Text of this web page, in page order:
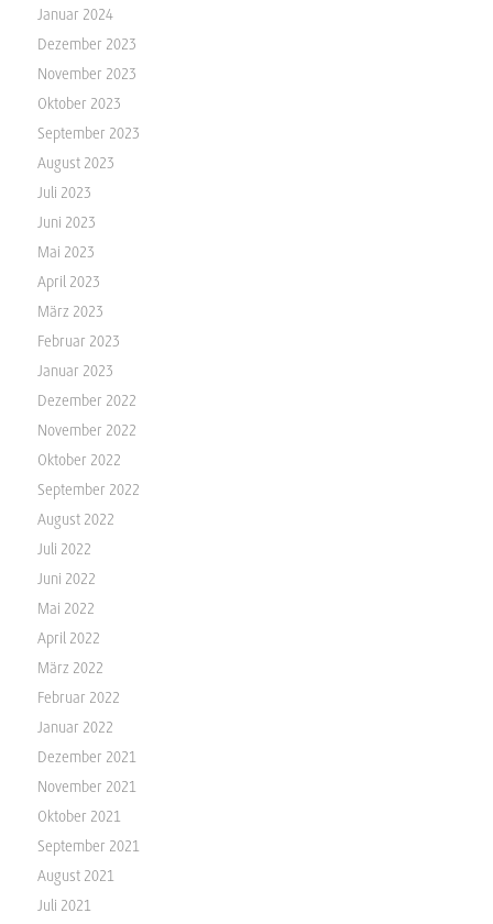
Januar 2024
Dezember 2023
November 2023
Oktober 2023
September 2023
August 2023
Juli 2023
Juni 2023
Mai 2023
April 2023
März 2023
Februar 2023
Januar 2023
Dezember 2022
November 2022
Oktober 2022
September 2022
August 2022
Juli 2022
Juni 2022
Mai 2022
April 2022
März 2022
Februar 2022
Januar 2022
Dezember 2021
November 2021
Oktober 2021
September 2021
August 2021
Juli 2021